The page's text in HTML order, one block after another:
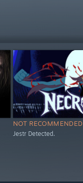
NOT RECOMMENDED
Jestr Detected.